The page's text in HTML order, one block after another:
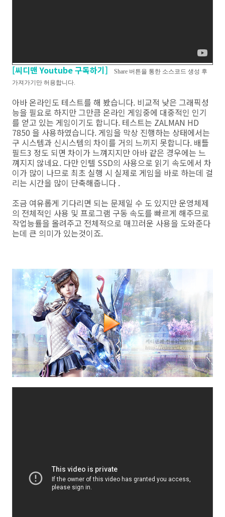
[씨디맨 Youtube 구독하기]
Share 버튼을 통한 소스코드 생성 후
가져가기만 허용합니다.
아바 온라인도 테스트를 해 봤습니다. 비교적 낮은 그래픽성
능을 필요로 하지만 그만큼 온라인 게임중에 대중적인 인기
를 얻고 있는 게임이기도 합니다. 테스트는 ZALMAN HD
7850 을 사용하였습니다. 게임을 막상 진행하는 상태에서는
구 시스템과 신시스템의 차이를 거의 느끼지 못합니다. 배틀
필드3 정도 되면 차이가 느껴지지만 아바 같은 경우에는 느
껴지지 않네요. 다만 인텔 SSD의 사용으로 읽기 속도에서 차
이가 많이 나므로 최초 실행 시 실제로 게임을 바로 하는데 걸
리는 시간을 많이 단축해줍니다 .
조금 여유롭게 기다리면 되는 문제일 수 도 있지만 운영체제
의 전체적인 사용 및 프로그램 구동 속도를 빠르게 해주므로
작업능률을 올려주고 전체적으로 매끄러운 사용을 도와준다
는데 큰 의미가 있는것이죠.